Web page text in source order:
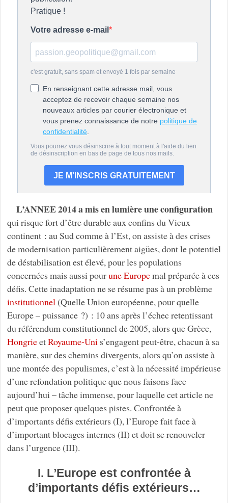
L’ANNEE 2014 a mis en lumière une configuration
qui risque fort d’être durable aux confins du Vieux
continent : au Sud comme à l’Est, on assiste à des crises
de modernisation particulièrement aigües, dont le potentiel
de déstabilisation est élevé, pour les populations
concernées mais aussi pourune Europemal préparée à ces
défis. Cette inadaptation ne se résume pas à un problème
institutionnel (Quelle Union européenne, pour quelle
Europe – puissance ?) : 10 ans après l’échec retentissant
du référendum constitutionnel de 2005, alors que Grèce,
HongrieetRoyaume-Uni s’engagent peut-être, chacun à sa
manière, sur des chemins divergents, alors qu’on assiste à
une montée des populismes, c’est à la nécessité impérieuse
d’une refondation politique que nous faisons face
aujourd’hui – tâche immense, pour laquelle cet article ne
peut que proposer quelques pistes. Confrontée à
d’importants défis extérieurs (I), l’Europe fait face à
d’important blocages internes (II) et doit se renouveler
dans l’urgence (III).
I. L’Europe est confrontée à
d’importants défis extérieurs…